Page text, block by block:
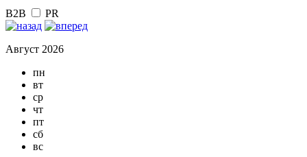
B2B PR
Август 2026
пн
вт
ср
чт
пт
сб
вс